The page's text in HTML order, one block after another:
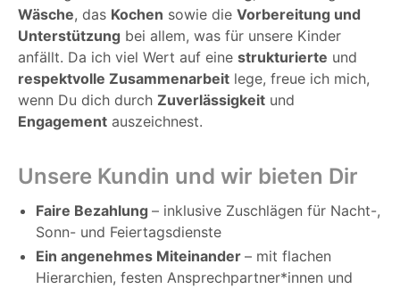
Wäsche, das Kochen sowie die Vorbereitung und
Unterstützung bei allem, was für unsere Kinder
anfällt. Da ich viel Wert auf eine strukturierte und
respektvolle Zusammenarbeit lege, freue ich mich,
wenn Du dich durch Zuverlässigkeit und
Engagement auszeichnest.
Unsere Kundin und wir bieten Dir
Faire Bezahlung – inklusive Zuschlägen für Nacht-,
Sonn- und Feiertagsdienste
Ein angenehmes Miteinander – mit flachen
Hierarchien, festen Ansprechpartner*innen und